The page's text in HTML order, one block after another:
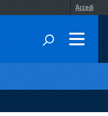
Accedi